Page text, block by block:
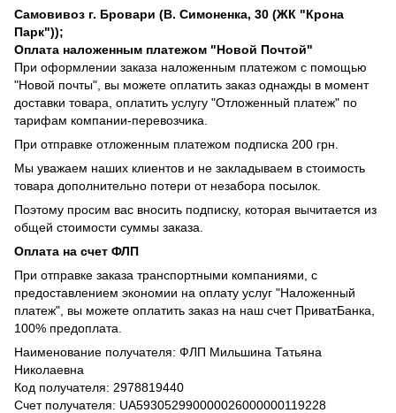
Самовивоз г. Бровари (В. Симоненка, 30 (ЖК "Крона
Парк"));
Оплата наложенным платежом "Новой Почтой"
При оформлении заказа наложенным платежом с помощью
"Новой почты", вы можете оплатить заказ однажды в момент
доставки товара, оплатить услугу "Отложенный платеж" по
тарифам компании-перевозчика.
При отправке отложенным платежом подписка 200 грн.
Мы уважаем наших клиентов и не закладываем в стоимость
товара дополнительно потери от незабора посылок.
Поэтому просим вас вносить подписку, которая вычитается из
общей стоимости суммы заказа.
Оплата на счет ФЛП
При отправке заказа транспортными компаниями, с
предоставлением экономии на оплату услуг "Наложенный
платеж", вы можете оплатить заказ на наш счет ПриватБанка,
100% предоплата.
Наименование получателя: ФЛП Мильшина Татьяна
Николаевна
Код получателя: 2978819440
Счет получателя: UA593052990000026000000119228